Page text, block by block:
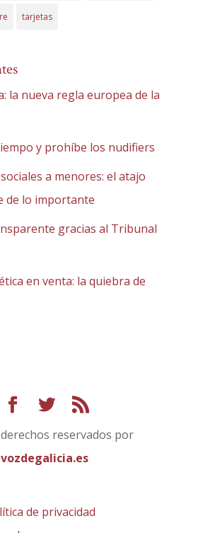
tarjetas
la nueva regla europea de la
y prohíbe los nudifiers
a menores: el atajo
de lo importante
gracias al Tribunal
en venta: la quiebra de
reservados por
de privacidad